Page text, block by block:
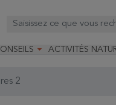
 ACTIVITÉS
2